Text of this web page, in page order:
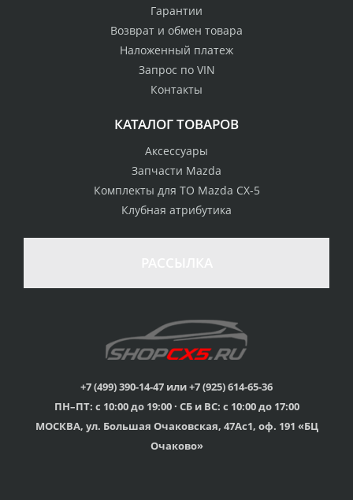
стоимости
товаром
Гарантия качества
Вы можете выбрать
наиболее удобный
для Вас
Профессиональная
консультация
мы знаем о Mazda CX-
Скидки
членам клуба и
обладателям клубных
Оперативная доставка
Гарантии
Возврат и обмен товара
Наложенный платеж
Запрос по VIN
Контакты
КАТАЛОГ ТОВАРОВ
Аксессуары
Запчасти Mazda
Комплекты для ТО Mazda CX-5
Клубная атрибутика
+7 (499) 390-14-47 или +7 (925) 614-65-36
ПН–ПТ: с 10:00 до 19:00 · СБ и ВС: с 10:00 до 17:00
МОСКВА, ул. Большая Очаковская, 47Ас1, оф. 191 «БЦ
Очаково»